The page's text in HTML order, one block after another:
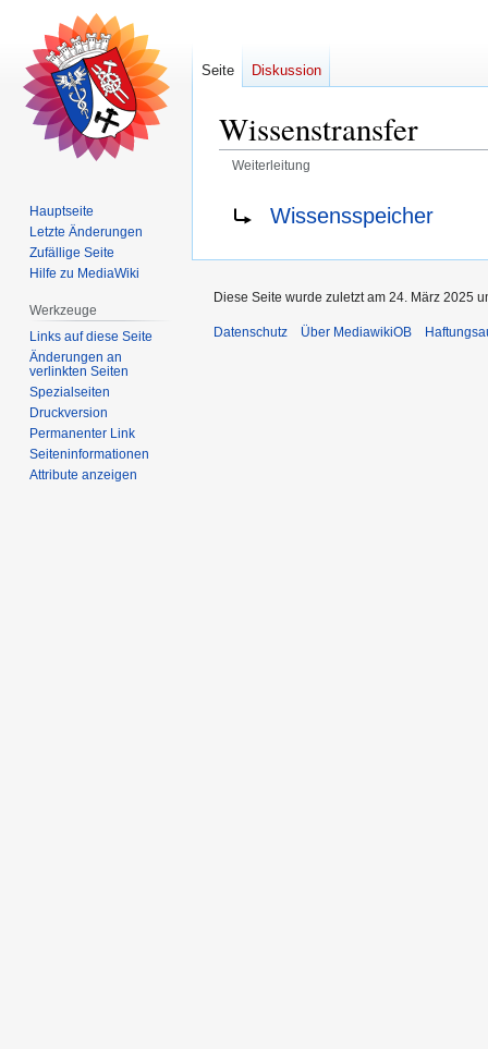
Wissenstransfer
Weiterleitung
Navigation
Suche
Weiterleitung nach:
Wissensspeicher
Seite Diskussion
Hauptseite
Letzte Änderungen
Zufällige Seite
Hilfe zu MediaWiki
Werkzeuge
Links auf diese Seite
Änderungen an
verlinkten Seiten
Spezialseiten
Druckversion
Permanenter Link
Seiten­­informationen
Attribute anzeigen
Diese Seite wurde zuletzt am 24. März 2025
Datenschutz Über MediawikiOB